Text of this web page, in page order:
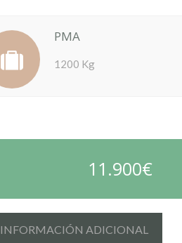
PMA
1200 Kg
11.900€
INFORMACIÓN ADICIONAL